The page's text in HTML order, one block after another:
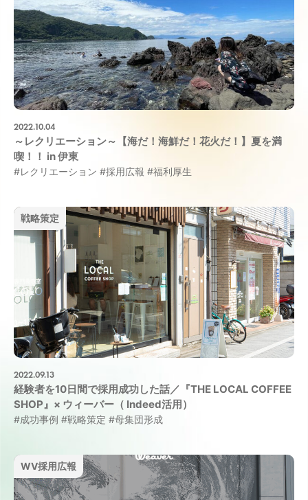
2022.10.04
～レクリエーション～【海だ！海鮮だ！花火だ！】夏を満
喫！！ in 伊東
#レクリエーション #採用広報 #福利厚生
戦略策定
2022.09.13
経験者を10日間で採用成功した話／『THE LOCAL COFFEE
SHOP』× ウィーバー（ Indeed活用）
#成功事例 #戦略策定 #母集団形成
WV採用広報